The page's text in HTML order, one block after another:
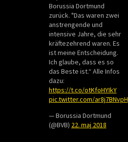
Borussia Dortmund
zurück. "Das waren zwei
anstrengende und
intensive Jahre, die sehr
kräftezehrend waren. Es
ist meine Entscheidung.
Ich glaube, dass es so
das Beste ist.“ Alle Infos
dazu:
https://t.co/otKfoHYIkY
pic.twitter.com/ar8j7BNvpH
— Borussia Dortmund
(@BVB) 22. maj 2018